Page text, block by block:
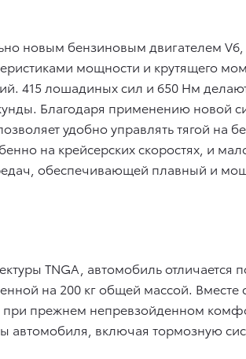
новым бензиновым двигателем
мощности и крутящего
415 лошадиных сил и 650 Нм
Благодаря применению новой
удобно управлять тягой на
на крейсерских скоростях, и
обеспечивающей плавный и
TNGA, автомобиль
на 200 кг общей массой.
при прежнем непревзойденном
автомобиля, включая тормозную